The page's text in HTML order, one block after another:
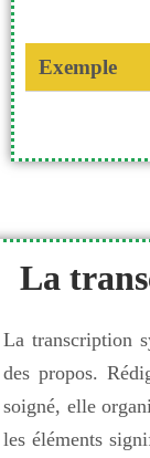
Exemple
La
La transcription
des propos.
soigné, elle
les éléments